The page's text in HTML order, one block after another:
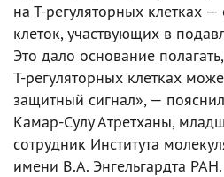
на Т-регуляторных клетках
клеток, участвующих в
Это дало основание
Т-регуляторных клетках
защитный сигнал», —
Камар-Сулу Атретханы,
сотрудник Института
имени В.А. Энгельгардта РАН.